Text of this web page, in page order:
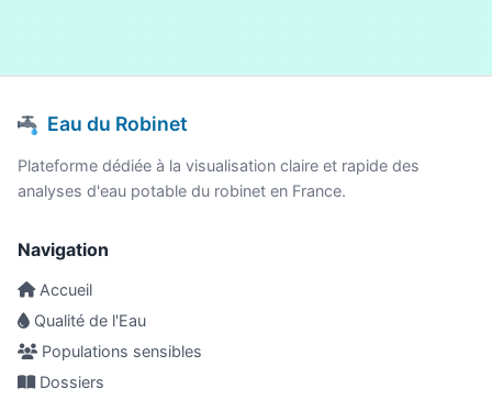
Eau du Robinet
Plateforme dédiée à la visualisation claire et rapide des
analyses d'eau potable du robinet en France.
Navigation
Accueil
Qualité de l'Eau
Populations sensibles
Dossiers